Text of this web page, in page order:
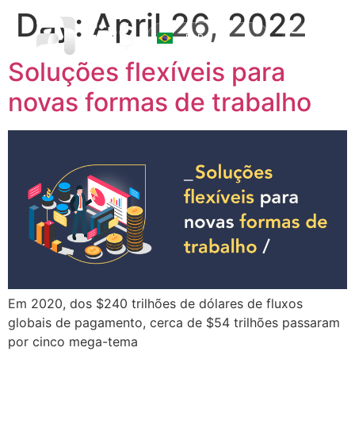
☰
Day: April 26, 2022
Soluções flexíveis para
novas formas de trabalho
Em 2020, dos $240 trilhões de dólares de fluxos
globais de pagamento, cerca de $54 trilhões passaram
por cinco mega-tema